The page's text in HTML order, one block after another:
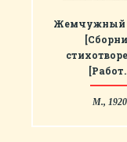
Жемчужный
М., 1920